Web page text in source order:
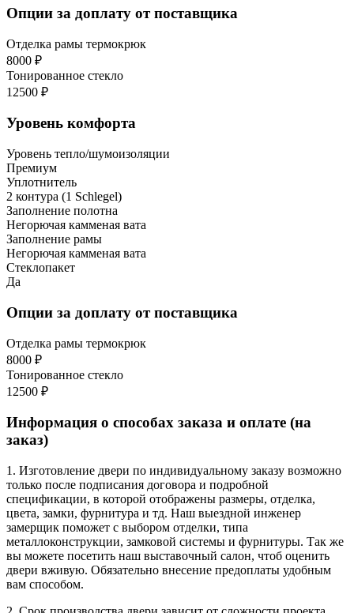
Опции за доплату от поставщика
Отделка рамы термокрюк
8000 ₽
Тонированное стекло
12500 ₽
Уровень комфорта
Уровень тепло/шумоизоляции
Премиум
Уплотнитель
2 контура (1 Schlegel)
Заполнение полотна
Негорючая камменая вата
Заполнение рамы
Негорючая камменая вата
Стеклопакет
Да
Опции за доплату от поставщика
Отделка рамы термокрюк
8000 ₽
Тонированное стекло
12500 ₽
Информация о способах заказа и оплате (на
заказ)
1. Изготовление двери по индивидуальному заказу возможно
только после подписания договора и подробной
спецификации, в которой отображены размеры, отделка,
цвета, замки, фурнитура и тд. Наш выездной инженер
замерщик поможет с выбором отделки, типа
металлоконструкции, замковой системы и фурнитуры. Так же
вы можете посетить наш выставочный салон, чтоб оценить
двери вживую. Обязательно внесение предоплаты удобным
вам способом.